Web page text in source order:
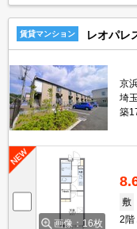
賃貸マンション レオパレ
京
埼
築
画像：16枚
敷
2階